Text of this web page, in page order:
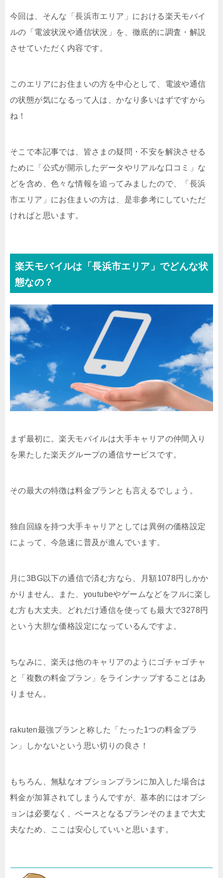
今回は、そんな「長浜市エリア」における楽天モバイ
ルの「電波状況や通信状況」を、徹底的に調査・解説
させていただく内容です。
このエリアにお住まいの方を中心として、電波や通信
の状態が気になるって人は、かなり多いはずですから
ね！
そこで本記事では、皆さまの疑問・不安を解決させる
ために「公式が開示したデータやリアルな口コミ」な
どを含め、色々な情報を追ってみましたので、「長浜
市エリア」にお住まいの方は、是非参考にしていただ
ければと思います。
楽天モバイルは「長浜市エリア」でどんな状
態なの？
まず最初に。楽天モバイルは大手キャリアの仲間入り
を果たした楽天グループの通信サービスです。
その最大の特徴は料金プランとも言えるでしょう。
独自回線を持つ大手キャリアとしては異例の価格設定
によって、今急速に普及が進んでいます。
月に3BG以下の通信で済む方なら、月額1078円しかか
かりません。また、youtubeやゲームなどをフルに楽し
む方も大丈夫。どれだけ通信を使っても最大で3278円
という大胆な価格設定になっているんですよ。
ちなみに、楽天は他のキャリアのようにゴチャゴチャ
と「複数の料金プラン」をラインナップすることはあ
りません。
rakuten最強プランと称した「たった1つの料金プラ
ン」しかないという思い切りの良さ！
もちろん、無駄なオプションプランに加入した場合は
料金が加算されてしまうんですが、基本的にはオプシ
ョンは必要なく、ベースとなるプランそのままで大丈
夫なため、ここは安心していいと思います。